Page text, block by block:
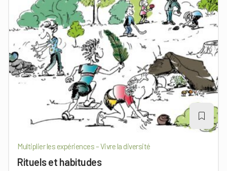
Multiplier les expériences – Vivre la diversité
Rituels et habitudes